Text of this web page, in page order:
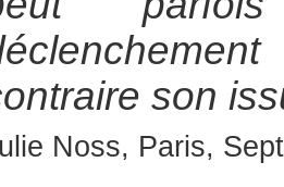
son
Noss, Paris,